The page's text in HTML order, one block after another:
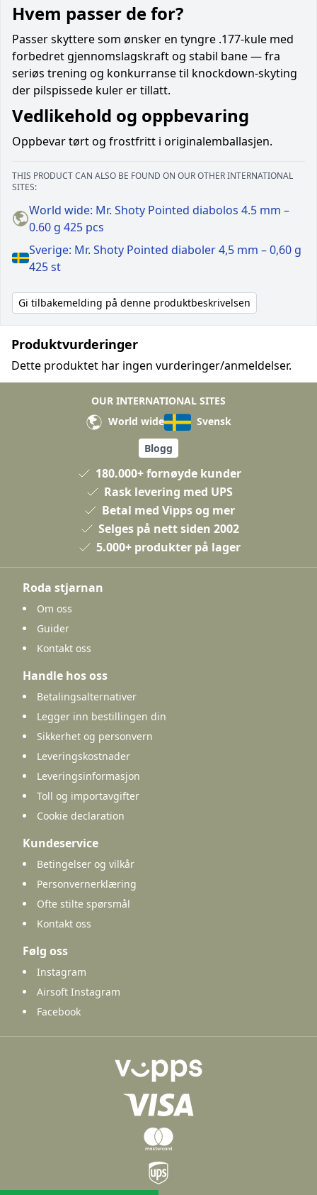
Hvem passer de for?
Passer skyttere som ønsker en tyngre .177-kule med
forbedret gjennomslagskraft og stabil bane — fra
seriøs trening og konkurranse til knockdown-skyting
der pilspissede kuler er tillatt.
Vedlikehold og oppbevaring
Oppbevar tørt og frostfritt i originalemballasjen.
THIS PRODUCT CAN ALSO BE FOUND ON OUR OTHER INTERNATIONAL
SITES:
World wide: Mr. Shoty Pointed diabolos 4.5 mm –
0.60 g 425 pcs
Sverige: Mr. Shoty Pointed diaboler 4,5 mm – 0,60 g
425 st
Gi tilbakemelding på denne produktbeskrivelsen
Produktvurderinger
Dette produktet har ingen vurderinger/anmeldelser.
OUR INTERNATIONAL SITES
World wide
Svensk
Blogg
180.000+ fornøyde kunder
Rask levering med UPS
Betal med Vipps og mer
Selges på nett siden 2002
5.000+ produkter på lager
Roda stjarnan
Om oss
Guider
Kontakt oss
Handle hos oss
Betalingsalternativer
Legger inn bestillingen din
Sikkerhet og personvern
Leveringskostnader
Leveringsinformasjon
Toll og importavgifter
Cookie declaration
Kundeservice
Betingelser og vilkår
Personvernerklæring
Ofte stilte spørsmål
Kontakt oss
Følg oss
Instagram
Airsoft Instagram
Facebook